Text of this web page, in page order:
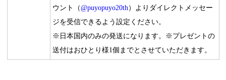
ウント（@puyopuyo20th ）よりダイレクトメッセー
ジを受信できるよう設定ください。
※日本国内のみの発送になります。※プレゼントの
送付はおひとり様1個までとさせていただきます。